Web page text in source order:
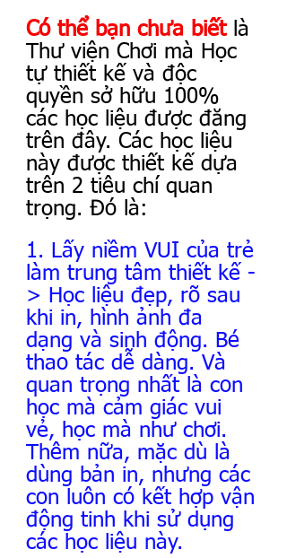
Có thể bạn chưa biết là
Thư viện Chơi mà Học
tự thiết kế và độc
quyền sở hữu 100%
các học liệu được đăng
trên đây. Các học liệu
này được thiết kế dựa
trên 2 tiêu chí quan
trọng. Đó là:
1. Lấy niềm VUI của trẻ
làm trung tâm thiết kế -
> Học liệu đẹp, rõ sau
khi in, hình ảnh đa
dạng và sinh động. Bé
thao tác dễ dàng. Và
quan trọng nhất là con
học mà cảm giác vui
vẻ, học mà như chơi.
Thêm nữa, mặc dù là
dùng bản in, nhưng các
con luôn có kết hợp vận
động tinh khi sử dụng
các học liệu này.